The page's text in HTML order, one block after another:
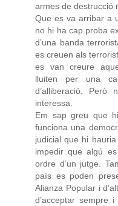
armes de destrucció
Que es va arribar a
no hi ha cap proba
d’una banda
es creuen als
es van creure
lluiten per una
d’alliberació.
interessa.
Em sap greu que
funciona una
judicial que hi
impedir que algú
ordre d’un jutge.
país es poden
Alianza Popular i
d’acceptar sempre